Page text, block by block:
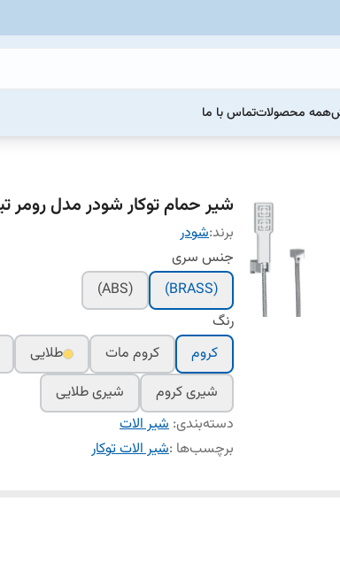
همه محصولاتتماس با ما
شیر حمام توکار شودر مدل رومر
برند:شودر
جنس سری
(BRASS)
(ABS)
رنگ
کروم
کروم مات طلایی
شیری کروم
شیری طلایی
دسته‌بندی: شیر الات
برچسب‌ها :شیر الات توکار